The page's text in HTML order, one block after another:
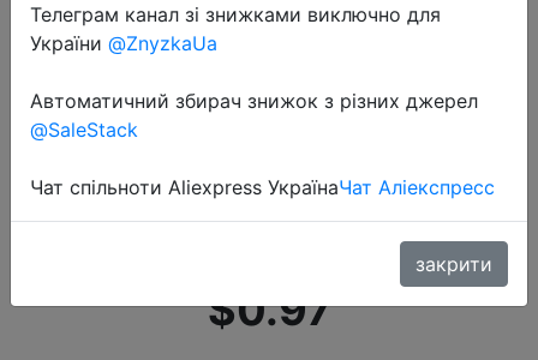
2021-01-03
5V светильник полосы USB лента
RGB светодиодные лампы гибкая
светодиодная лента для
дистанционного Управление
яр�…
$0.97
Телеграм канал зі знижками виключно для
України @ZnyzkaUa
Автоматичний збирач знижок з різних джерел
@SaleStack
Чат спільноти Aliexpress УкраїнаЧат Аліекспресс
закрити